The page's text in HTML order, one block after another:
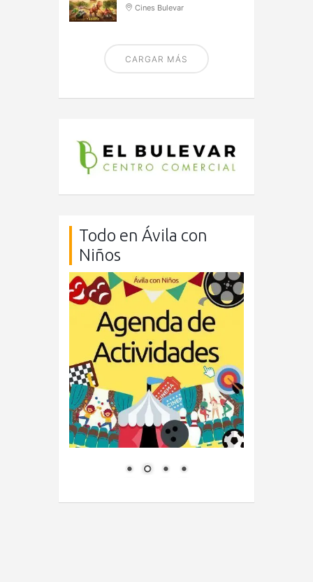
Cines Bulevar
CARGAR MÁS
Todo en Ávila con
Niños